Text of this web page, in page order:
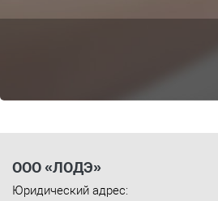
ООО «ЛОДЭ»
Юридический адрес: